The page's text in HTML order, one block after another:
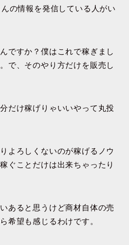
の情報を発信している人がい
ですか？僕はこれで稼ぎまし
で、そのやり方だけを販売し
だけ稼げりゃいいやって丸投
よろしくないのが稼げるノウ
ぐことだけは出来ちゃったり
あると思うけど商材自体の売
希望も感じるわけです。